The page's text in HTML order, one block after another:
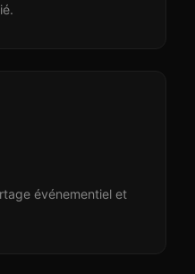
événementiel et